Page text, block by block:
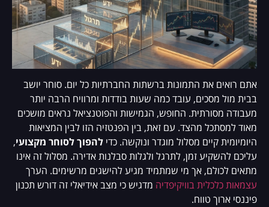
אתם רואים את התמונות ברשתות החברתיות כל יום. סוחר יושב
בבית מול מסכים, עובד כמה שעות בודדות ומרוויח הרבה יותר
מעבודה מסורתית. החופש, הגמישות והפוטנציאל נראים מושכים
מאוד למסתכל מהצד. עם זאת, בין הפנטזיה הזו לבין המציאות
היומיומית קיים מסלול מוגדר ונוקשה. כדי להפוך לסוחר מקצועי,
עליכם להשקיע זמן, לתרגל ולגלות סבלנות אדירה. מסלול זה אינו
מתאים לכולם, אך מי שמתמיד מגיע להישגים מרשימים. הערך
עצמאות כלכלית בוויקיפדיה מדגיש כי מצב אידיאלי זה דורש תכנון
פיננסי ארוך טווח.